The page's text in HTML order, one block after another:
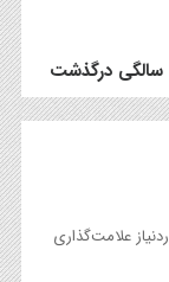
علامت‌گذاری